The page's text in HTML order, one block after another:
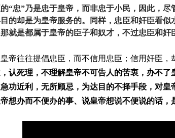
“忠”乃是忠于皇帝，而非忠于小民，因此，
的却是为皇帝服务的。同样，忠臣和奸臣看
就是都属于皇帝的臣子和奴才，不过忠臣和奸
皇帝往往提倡忠臣，而不信用忠臣；信用奸臣，
认死理，不理解皇帝不可告人的苦衷，办不
功近利，无所顾忌，为达目的不择手段，对
想办而不便办的事、说皇帝想说不便说的话，